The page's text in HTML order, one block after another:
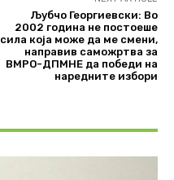
Љубчо Георгиевски: Во
2002 година не постоеше
сила која може да ме смени,
направив саможртва за
ВМРО-ДПМНЕ да победи на
наредните избори